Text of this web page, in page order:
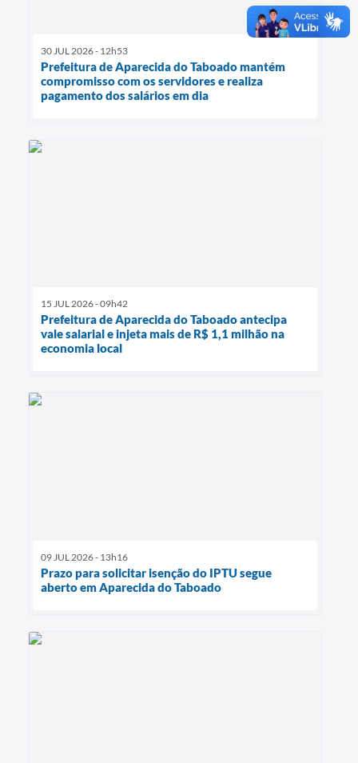
30 JUL 2026 - 12h53
Prefeitura de Aparecida do Taboado mantém
compromisso com os servidores e realiza
pagamento dos salários em dia
15 JUL 2026 - 09h42
Prefeitura de Aparecida do Taboado antecipa
vale salarial e injeta mais de R$ 1,1 milhão na
economia local
09 JUL 2026 - 13h16
Prazo para solicitar isenção do IPTU segue
aberto em Aparecida do Taboado